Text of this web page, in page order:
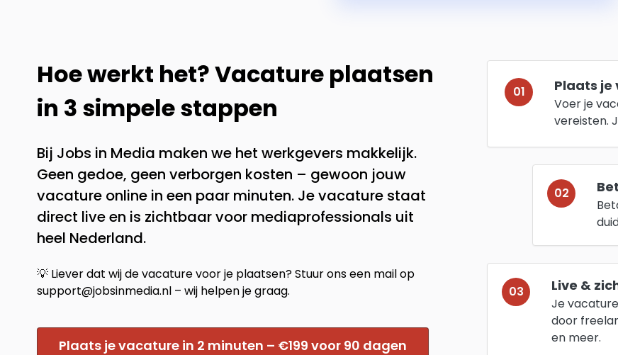
01 Plaats
Voer je
vereisten.
02
03 Live &
Je
door
en meer.
Hoe werkt het? Vacature plaatsen
in 3 simpele stappen
Bij Jobs in Media maken we het werkgevers makkelijk.
Geen gedoe, geen verborgen kosten – gewoon jouw
vacature online in een paar minuten. Je vacature staat
direct live en is zichtbaar voor mediaprofessionals uit
heel Nederland.
💡 Liever dat wij de vacature voor je plaatsen? Stuur ons een mail op
support@jobsinmedia.nl – wij helpen je graag.
Plaats je vacature in 2 minuten – €199 voor 90 dagen